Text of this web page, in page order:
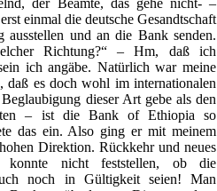
der Beamte, das gehe nicht- –
einmal die deutsche Gesandtschaft
ausstellen und an die Bank senden.
Richtung?“ – Hm, daß ich
ich angäbe. Natürlich war meine
daß es doch wohl im internationalen
dieser Art gebe als den
– ist die Bank of Ethiopia so
das ein. Also ging er mit meinem
Direktion. Rückkehr und neues
nicht feststellen, ob die
noch in Gültigkeit seien! Man